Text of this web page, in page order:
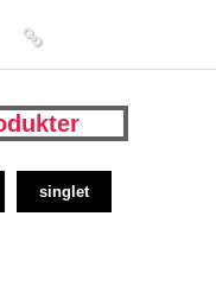
singlet